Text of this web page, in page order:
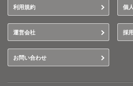
利用規約 個
運営会社 採
お問い合わせ